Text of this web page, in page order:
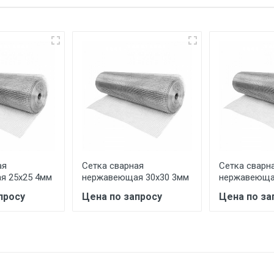
Центральный проезд 27. Погрузка производится
обязан обеспечить подъезные пути для
индивидуально.
25х25 4мм
Сетка сварная
нержавеющая 30х30 3мм
Цена по запросу
Сетка
Цена по